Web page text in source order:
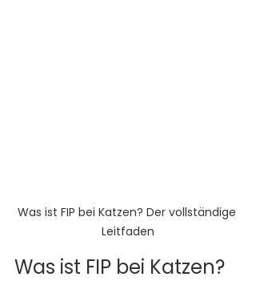
Was ist FIP bei Katzen? Der vollständige
Leitfaden
Was ist FIP bei Katzen?